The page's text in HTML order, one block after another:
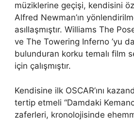
müziklerine geçişi, kendisini
Alfred Newman’ın
asıllaşmıştır. Williams The
ve The Towering Inferno ’yu
bulunduran korku temalı film
için çalışmıştır.
Kendisine ilk OSCAR’ını
tertip etmeli “Damdaki
zaferleri, kronolojisinde